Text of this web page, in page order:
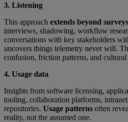
3. Listening
This approach extends beyond surveys
interviews, shadowing, workflow
conversations with key stakeholders
uncovers things telemetry never will.
confusion, friction patterns, and cultural
4. Usage data
Insights from software licensing,
tooling, collaboration platforms,
repositories. Usage patterns often
reality, not the assumed one.